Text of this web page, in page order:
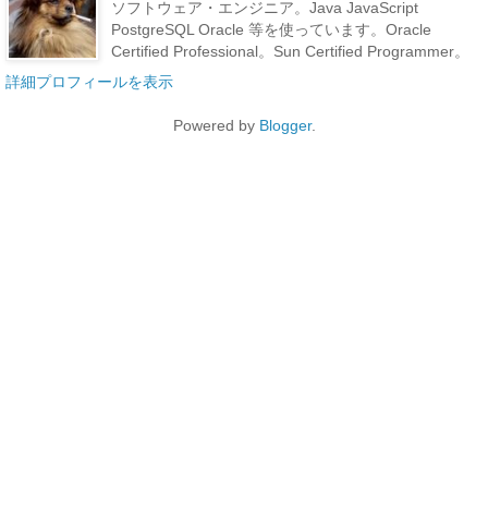
ソフトウェア・エンジニア。Java JavaScript
PostgreSQL Oracle 等を使っています。Oracle
Certified Professional。Sun Certified Programmer。
詳細プロフィールを表示
Powered by Blogger.